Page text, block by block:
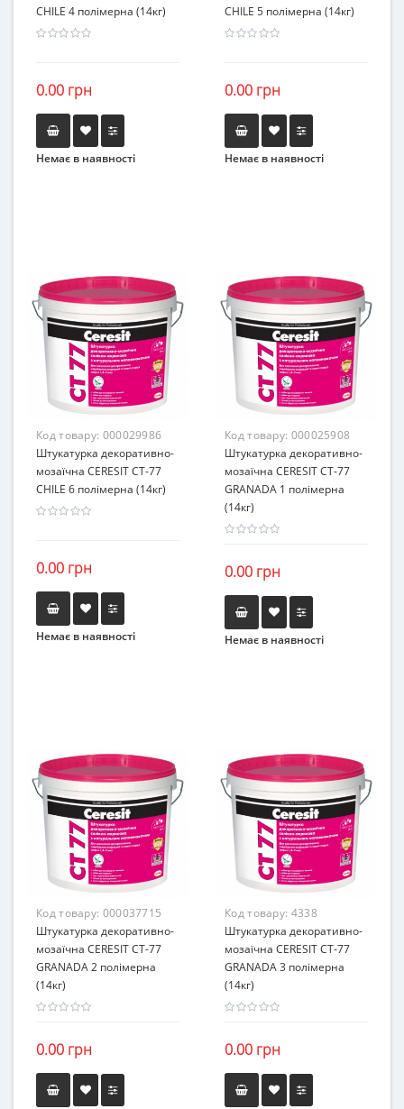
CHILE 4 полімерна (14кг)
0.00 грн
Немає в наявності
CHILE 5 полімерна (14кг)
0.00 грн
Немає в наявності
Код товару: 000029986
Штукатурка декоративно-
мозаїчна CERESIT CT-77
CHILE 6 полімерна (14кг)
0.00 грн
Немає в наявності
Код товару: 000025908
Штукатурка декоративно-
мозаїчна CERESIT CT-77
GRANADA 1 полімерна
(14кг)
0.00 грн
Немає в наявності
Код товару: 000037715
Штукатурка декоративно-
мозаїчна CERESIT CT-77
GRANADA 2 полімерна
(14кг)
0.00 грн
Код товару: 4338
Штукатурка декоративно-
мозаїчна CERESIT CT-77
GRANADA 3 полімерна
(14кг)
0.00 грн